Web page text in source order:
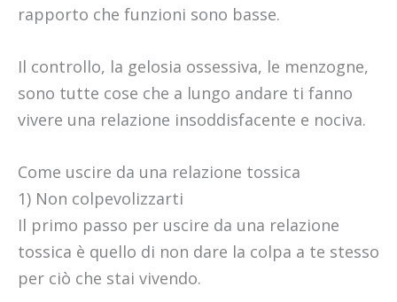
rapporto che funzioni sono basse.
Il controllo, la gelosia ossessiva, le menzogne,
sono tutte cose che a lungo andare ti fanno
vivere una relazione insoddisfacente e nociva.
Come uscire da una relazione tossica
1) Non colpevolizzarti
Il primo passo per uscire da una relazione
tossica è quello di non dare la colpa a te stesso
per ciò che stai vivendo.